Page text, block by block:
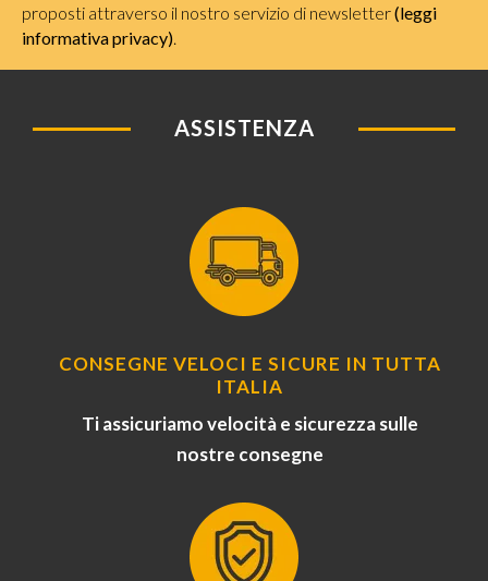
proposti attraverso il nostro servizio di newsletter(leggi
informativa privacy)
ASSISTENZA
CONSEGNE VELOCI E SICURE IN TUTTA
ITALIA
Ti assicuriamo velocità e sicurezza sulle
nostre consegne